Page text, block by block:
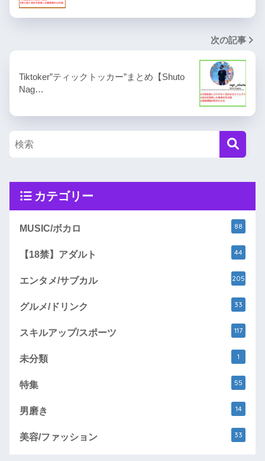
次の記事
Tiktoker”ティックトッカー”まとめ【Shuto
Nag…
カテゴリー
MUSIC/ボカロ 88
【18禁】アダルト 44
エンタメ/サブカル 205
グルメ/ドリンク 33
スキルアップ/スポーツ 117
未分類 1
特集 55
男磨き 14
美容/ファッション 33